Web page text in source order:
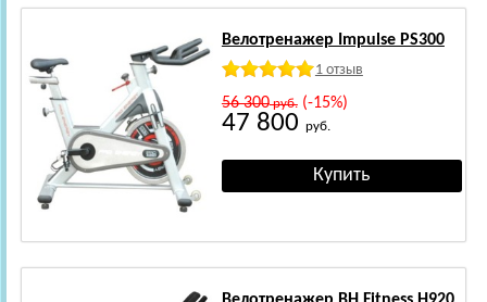
Велотренажер Impulse PS300
1 отзыв
56 300руб.(-15%)
47 800 руб.